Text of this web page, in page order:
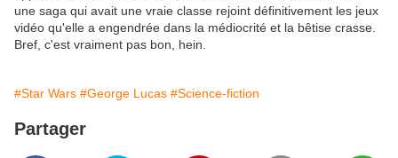
une saga qui avait une vraie classe rejoint définitivement les jeux
vidéo qu'elle a engendrée dans la médiocrité et la bêtise crasse.
Bref, c'est vraiment pas bon, hein.
#Star Wars #George Lucas #Science-fiction
Partager